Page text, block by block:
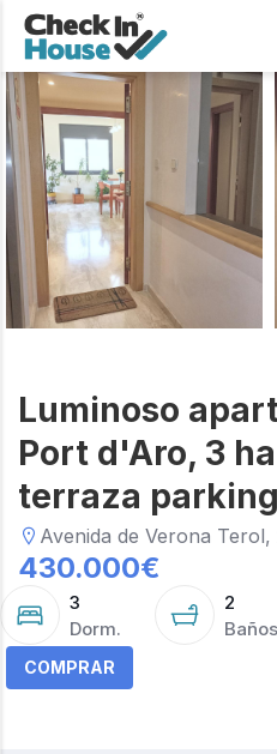
Luminoso
Port d'Aro, 3
terraza
Avenida de Verona
430.000€
3
Dorm.
2
Baños
COMPRAR